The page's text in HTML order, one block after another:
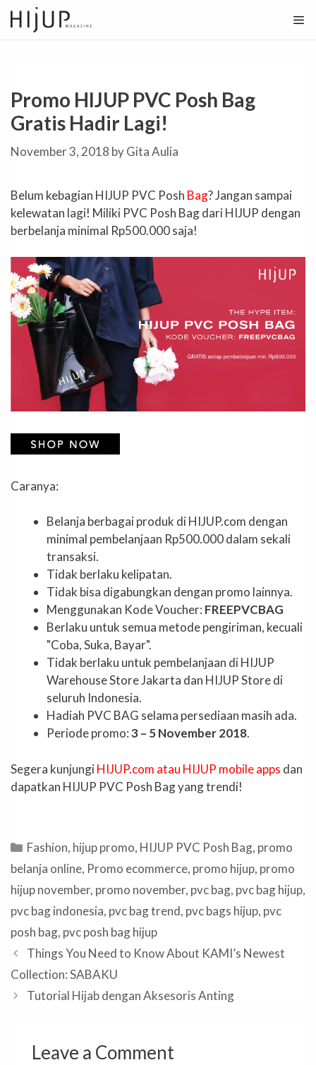
Skip
to
content
Promo HIJUP PVC Posh Bag
Gratis Hadir Lagi!
November 3, 2018 byGita Aulia
Belum kebagian HIJUP PVC Posh Bag? Jangan sampai
kelewatan lagi! Miliki PVC Posh Bag dari HIJUP dengan
berbelanja minimal Rp500.000 saja!
Caranya:
Belanja berbagai produk di HIJUP.com dengan
minimal pembelanjaan Rp500.000 dalam sekali
transaksi.
Tidak berlaku kelipatan.
Tidak bisa digabungkan dengan promo lainnya.
Menggunakan Kode Voucher: FREEPVCBAG
Berlaku untuk semua metode pengiriman, kecuali
"Coba, Suka, Bayar".
Tidak berlaku untuk pembelanjaan di HIJUP
Warehouse Store Jakarta dan HIJUP Store di
seluruh Indonesia.
Hadiah PVC BAG selama persediaan masih ada.
Periode promo:3 – 5 November 2018.
Segera kunjungiHIJUP.com atau HIJUP mobile apps dan
dapatkan HIJUP PVC Posh Bag yang trendi!
Categories
Fashion, hijup promo, HIJUP PVC Posh Bag, promo
belanja online, Promo ecommerce, promo hijup, promo
hijup november, promo november, pvc bag, pvc bag hijup,
pvc bag indonesia, pvc bag trend, pvc bags hijup, pvc
posh bag, pvc posh bag hijup
Things You Need to Know About KAMI’s Newest
Collection: SABAKU
Tutorial Hijab dengan Aksesoris Anting
Leave a Comment